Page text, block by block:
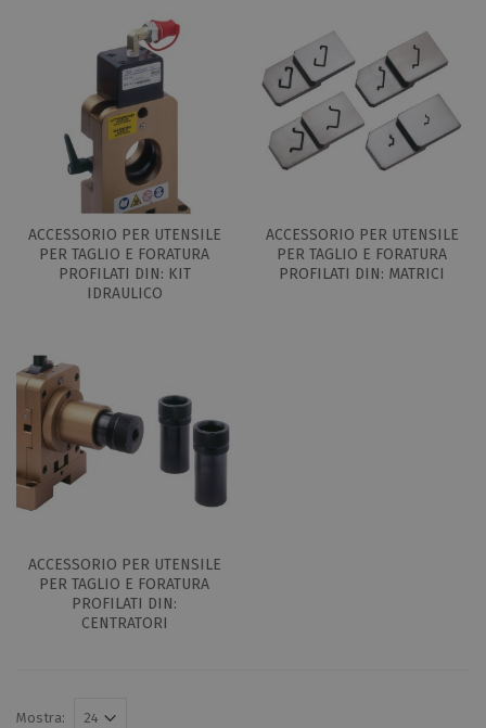
ACCESSORIO PER UTENSILE
PER TAGLIO E FORATURA
PROFILATI DIN: KIT
IDRAULICO
ACCESSORIO PER UTENSILE
PER TAGLIO E FORATURA
PROFILATI DIN: MATRICI
ACCESSORIO PER UTENSILE
PER TAGLIO E FORATURA
PROFILATI DIN:
CENTRATORI
Mostra: